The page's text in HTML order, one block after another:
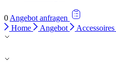
0 Angebot anfragen
Home
Angebot Accessoires